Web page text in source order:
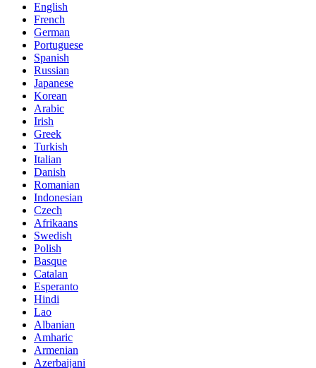
English
French
German
Portuguese
Spanish
Russian
Japanese
Korean
Arabic
Irish
Greek
Turkish
Italian
Danish
Romanian
Indonesian
Czech
Afrikaans
Swedish
Polish
Basque
Catalan
Esperanto
Hindi
Lao
Albanian
Amharic
Armenian
Azerbaijani